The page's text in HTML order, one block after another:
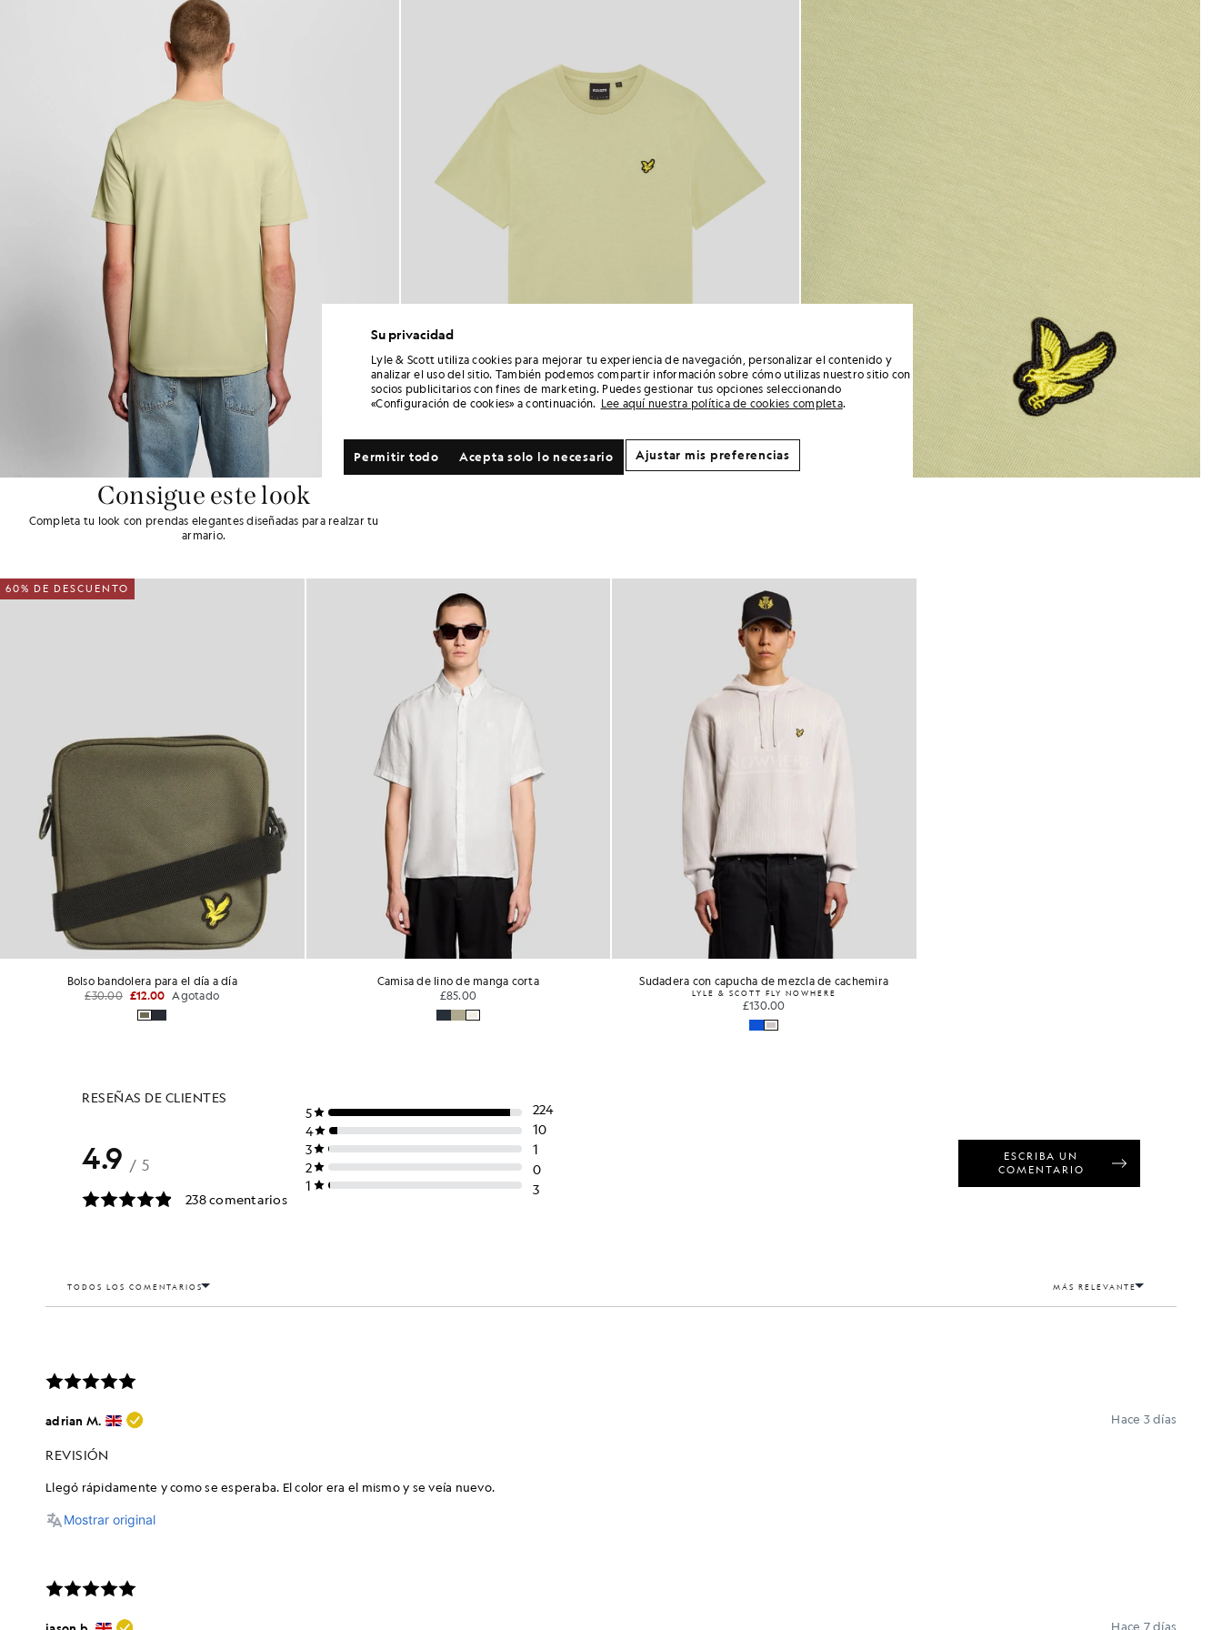
Consigue este look
Completa tu look con prendas elegantes diseñadas para realzar tu
armario.
60% DE DESCUENTO
Bolso bandolera para el día a día
£30.00 £12.00 Agotado
Camisa de lino de manga corta
£85.00
Sudadera con capucha de mezcla de cachemira
LYLE & SCOTT FLY NOWHERE
£130.00
Su privacidad
Lyle & Scott utiliza cookies para mejorar tu experiencia de navegación, personalizar el contenido y
analizar el uso del sitio. También podemos compartir información sobre cómo utilizas nuestro sitio con
socios publicitarios con fines de marketing. Puedes gestionar tus opciones seleccionando
«Configuración de cookies» a continuación. Lee aquí nuestra política de cookies completa.
Acepta solo lo necesario
Permitir todo Ajustar mis preferencias